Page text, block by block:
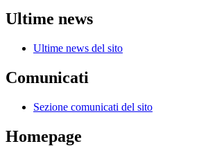
Ultime news
Ultime news del sito
Comunicati
Sezione comunicati del sito
Homepage